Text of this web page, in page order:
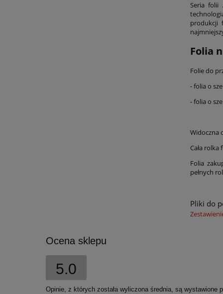
Seria folii
produkcji
Folia
Folie do
- folia o
- folia o
Widoczna
Cała
Folia
pełnych
Pliki do
Ocena sklepu
5.0
Opinie, z których została wyliczona średnia, są wystawione